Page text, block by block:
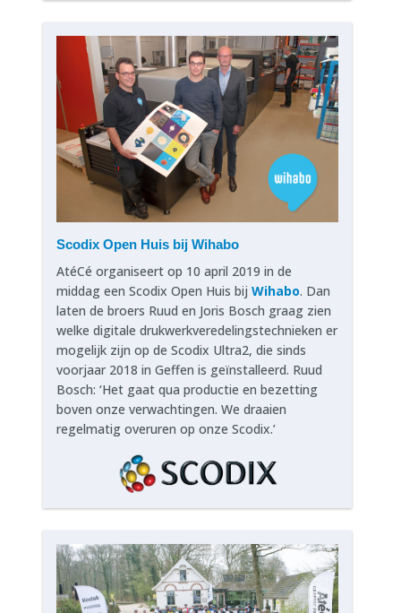
Scodix Open Huis bij Wihabo
AtéCé organiseert op 10 april 2019 in de
middag een Scodix Open Huis bij Wihabo. Dan
laten de broers Ruud en Joris Bosch graag zien
welke digitale drukwerkveredelingstechnieken er
mogelijk zijn op de Scodix Ultra2, die sinds
voorjaar 2018 in Geffen is geïnstalleerd. Ruud
Bosch: ‘Het gaat qua productie en bezetting
boven onze verwachtingen. We draaien
regelmatig overuren op onze Scodix.’